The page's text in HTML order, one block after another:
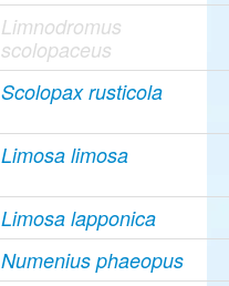
Limnodromus
scolopaceus
Scolopax rusticola
Limosa limosa
Limosa lapponica
Numenius phaeopus